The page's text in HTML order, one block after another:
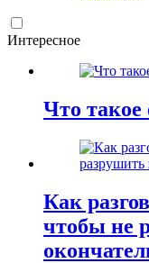
Интересное
Что такое
Как
чтобы не